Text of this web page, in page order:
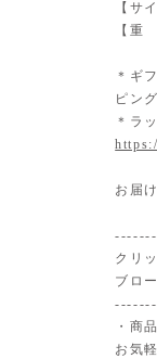
【サ
【重
＊ギ
ピン
＊ラ
お届
クリ
ブロ
・商
お気